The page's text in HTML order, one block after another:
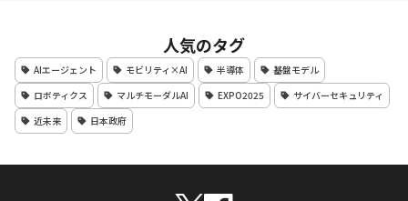
人気のタグ
AIエージェント モビリティ×AI 半導体
基盤モデル
ロボティクス
マルチモーダルAI EXPO2025
サイバーセキュリティ
近未来
日本政府